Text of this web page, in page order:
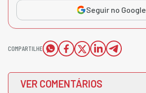
Seguir no Google
COMPARTILHE
VER COMENTÁRIOS